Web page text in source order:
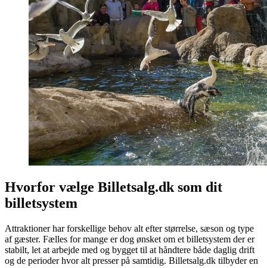
Hvorfor vælge Billetsalg.dk som dit
billetsystem
Attraktioner har forskellige behov alt efter størrelse, sæson og type
af gæster. Fælles for mange er dog ønsket om et billetsystem der er
stabilt, let at arbejde med og bygget til at håndtere både daglig drift
og de perioder hvor alt presser på samtidig. Billetsalg.dk tilbyder en